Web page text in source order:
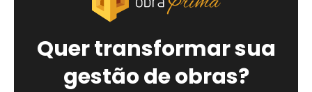
Quer transformar sua
gestão de obras?